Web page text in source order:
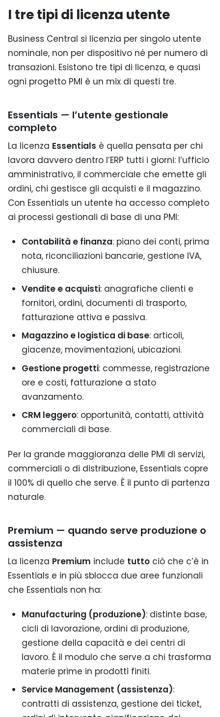
I tre tipi di licenza utente
Business Central si licenzia per singolo utente
nominale, non per dispositivo né per numero di
transazioni. Esistono tre tipi di licenza, e quasi
ogni progetto PMI è un mix di questi tre.
Essentials — l’utente gestionale
completo
La licenza Essentials è quella pensata per chi
lavora davvero dentro l’ERP tutti i giorni: l’ufficio
amministrativo, il commerciale che emette gli
ordini, chi gestisce gli acquisti e il magazzino.
Con Essentials un utente ha accesso completo
ai processi gestionali di base di una PMI:
Contabilità e finanza: piano dei conti, prima
nota, riconciliazioni bancarie, gestione IVA,
chiusure.
Vendite e acquisti: anagrafiche clienti e
fornitori, ordini, documenti di trasporto,
fatturazione attiva e passiva.
Magazzino e logistica di base: articoli,
giacenze, movimentazioni, ubicazioni.
Gestione progetti: commesse, registrazione
ore e costi, fatturazione a stato
avanzamento.
CRM leggero: opportunità, contatti, attività
commerciali di base.
Per la grande maggioranza delle PMI di servizi,
commerciali o di distribuzione, Essentials copre
il 100% di quello che serve. È il punto di partenza
naturale.
Premium — quando serve produzione o
assistenza
La licenza Premium include tutto ciò che c’è in
Essentials e in più sblocca due aree funzionali
che Essentials non ha:
Manufacturing (produzione): distinte base,
cicli di lavorazione, ordini di produzione,
gestione della capacità e dei centri di
lavoro. È il modulo che serve a chi trasforma
materie prime in prodotti finiti.
Service Management (assistenza):
contratti di assistenza, gestione dei ticket,